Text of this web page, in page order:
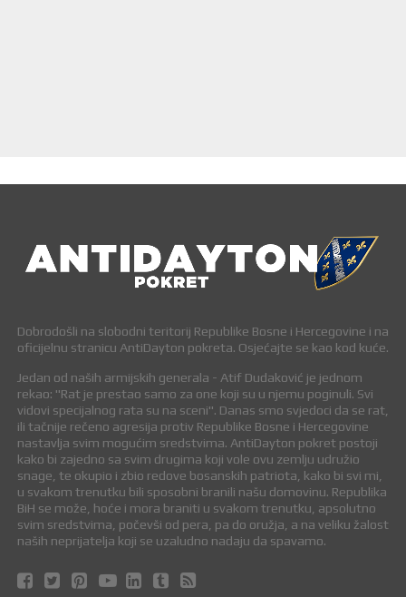
Dobrodošli na slobodni teritorij Republike Bosne i Hercegovine i na
oficijelnu stranicu AntiDayton pokreta. Osjećajte se kao kod kuće.
Jedan od naših armijskih generala - Atif Dudaković je jednom
rekao: "Rat je prestao samo za one koji su u njemu poginuli. Svi
vidovi specijalnog rata su na sceni". Danas smo svjedoci da se rat,
ili tačnije rečeno agresija protiv Republike Bosne i Hercegovine
nastavlja svim mogućim sredstvima. AntiDayton pokret postoji
kako bi zajedno sa svim drugima koji vole ovu zemlju udružio
snage, te okupio i zbio redove bosanskih patriota, kako bi svi mi,
u svakom trenutku bili sposobni branili našu domovinu. Republika
BiH se može, hoće i mora braniti u svakom trenutku, apsolutno
svim sredstvima, počevši od pera, pa do oružja, a na veliku žalost
naših neprijatelja koji se uzaludno nadaju da spavamo.